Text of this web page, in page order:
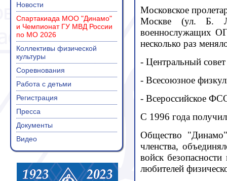
Новости
Спартакиада МОО "Динамо"
и Чемпионат ГУ МВД России
по МО 2026
Коллективы физической
культуры
Соревнования
Работа с детьми
Регистрация
Пресса
Документы
Видео
Московское
Москве (ул. Б.
военнослужащих
несколько раз
- Центральный
- Всесоюзное
- Всероссийское
С 1996 года
Общество
членства,
войск
любителей